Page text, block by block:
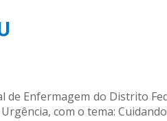
Enfermagem do Distrito
com o tema: